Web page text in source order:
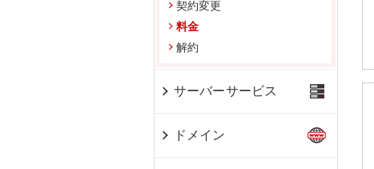
契約変更
料金
解約
サーバーサービス
ドメイン